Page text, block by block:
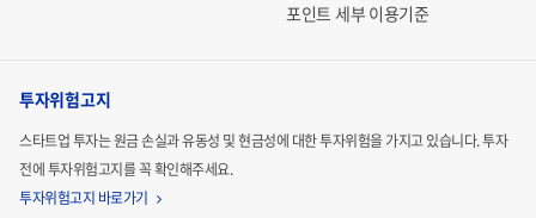
포인트 세부 이용기준
투자위험고지
스타트업 투자는 원금 손실과 유동성 및 현금성에 대한 투자위험을 가지고 있습니다.투자
전에 투자위험고지를 꼭 확인해주세요.
투자위험고지 바로가기